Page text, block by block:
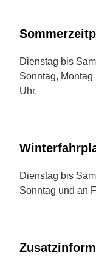
Dienstag bis
Sonntag,
Uhr.
Dienstag bis
Sonntag und an